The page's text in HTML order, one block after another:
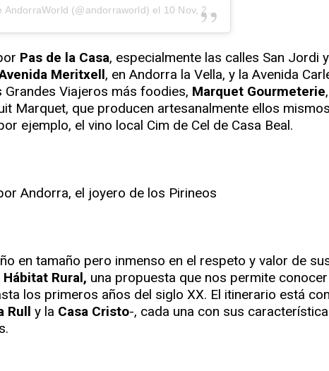
AndorraWorld (@andorraworld) el 10 Nov, 2019 a las 4:18 PST
Pas de la Casa, especialmente las calles San Jordi
Meritxell, en Andorra la Vella, y la Avenida
Viajeros más foodies, Marquet Gourmeterie
Marquet, que producen artesanalmente ellos
ejemplo, el vino local Cim de Cel de Casa Beal.
en tamaño pero inmenso en el respeto y valor de
Rural, una propuesta que nos permite
los primeros años del siglo XX. El itinerario está
Rull y la Casa Cristo-, cada una con sus